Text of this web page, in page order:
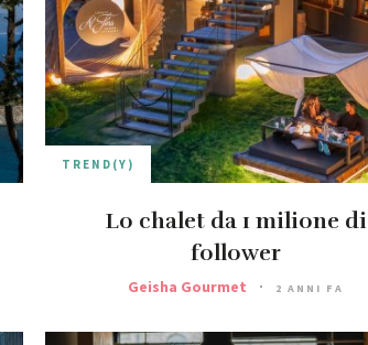
TREND(Y)
Lo chalet da 1 milione di
follower
Geisha Gourmet 2 ANNI FA